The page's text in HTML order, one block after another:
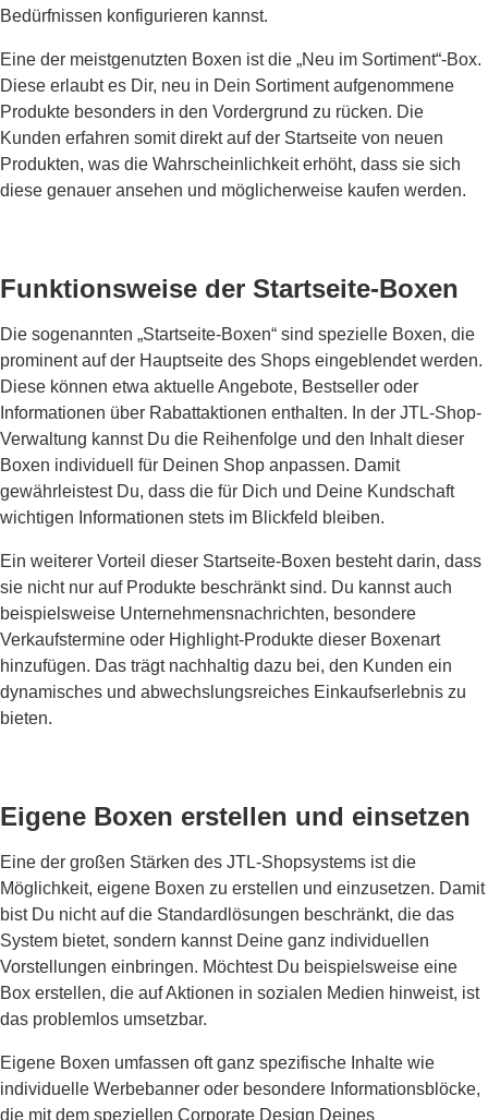
Bedürfnissen konfigurieren kannst.
Eine der meistgenutzten Boxen ist die „Neu im Sortiment“-Box.
Diese erlaubt es Dir, neu in Dein Sortiment aufgenommene
Produkte besonders in den Vordergrund zu rücken. Die
Kunden erfahren somit direkt auf der Startseite von neuen
Produkten, was die Wahrscheinlichkeit erhöht, dass sie sich
diese genauer ansehen und möglicherweise kaufen werden.
Funktionsweise der Startseite-Boxen
Die sogenannten „Startseite-Boxen“ sind spezielle Boxen, die
prominent auf der Hauptseite des Shops eingeblendet werden.
Diese können etwa aktuelle Angebote, Bestseller oder
Informationen über Rabattaktionen enthalten. In der JTL-Shop-
Verwaltung kannst Du die Reihenfolge und den Inhalt dieser
Boxen individuell für Deinen Shop anpassen. Damit
gewährleistest Du, dass die für Dich und Deine Kundschaft
wichtigen Informationen stets im Blickfeld bleiben.
Ein weiterer Vorteil dieser Startseite-Boxen besteht darin, dass
sie nicht nur auf Produkte beschränkt sind. Du kannst auch
beispielsweise Unternehmensnachrichten, besondere
Verkaufstermine oder Highlight-Produkte dieser Boxenart
hinzufügen. Das trägt nachhaltig dazu bei, den Kunden ein
dynamisches und abwechslungsreiches Einkaufserlebnis zu
bieten.
Eigene Boxen erstellen und einsetzen
Eine der großen Stärken des JTL-Shopsystems ist die
Möglichkeit, eigene Boxen zu erstellen und einzusetzen. Damit
bist Du nicht auf die Standardlösungen beschränkt, die das
System bietet, sondern kannst Deine ganz individuellen
Vorstellungen einbringen. Möchtest Du beispielsweise eine
Box erstellen, die auf Aktionen in sozialen Medien hinweist, ist
das problemlos umsetzbar.
Eigene Boxen umfassen oft ganz spezifische Inhalte wie
individuelle Werbebanner oder besondere Informationsblöcke,
die mit dem speziellen Corporate Design Deines